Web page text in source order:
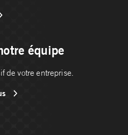
équipe
de votre entreprise.